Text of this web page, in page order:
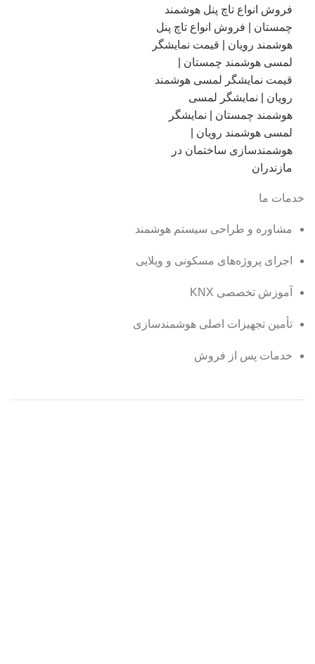
خدمات ما
مشاوره و طراحی سیستم هوشمند
اجرای پروژه‌های مسکونی و ویلایی
آموزش تخصصی KNX
تأمین تجهیزات اصلی هوشمندسازی
خدمات پس از فروش